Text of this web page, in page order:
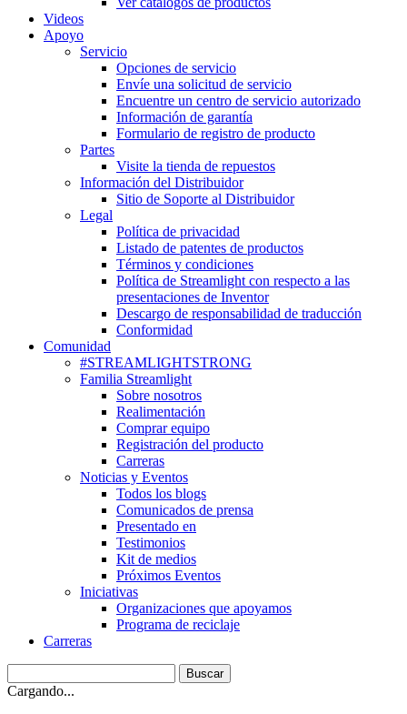
Videos
Apoyo
Servicio
Opciones de servicio
Envíe una solicitud de servicio
Encuentre un centro de servicio autorizado
Información de garantía
Formulario de registro de producto
Partes
Visite la tienda de repuestos
Información del Distribuidor
Sitio de Soporte al Distribuidor
Legal
Política de privacidad
Listado de patentes de productos
Términos y condiciones
Política de Streamlight con respecto a las
presentaciones de Inventor
Descargo de responsabilidad de traducción
Conformidad
Comunidad
#STREAMLIGHTSTRONG
Familia Streamlight
Sobre nosotros
Realimentación
Comprar equipo
Registración del producto
Carreras
Noticias y Eventos
Todos los blogs
Comunicados de prensa
Presentado en
Testimonios
Kit de medios
Próximos Eventos
Iniciativas
Organizaciones que apoyamos
Programa de reciclaje
Carreras
Cargando...